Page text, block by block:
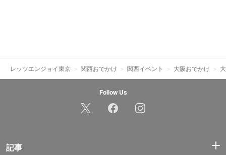
レッツエンジョイ東京 関西おでかけ 関西イベント 大阪おでかけ
Follow Us
記事